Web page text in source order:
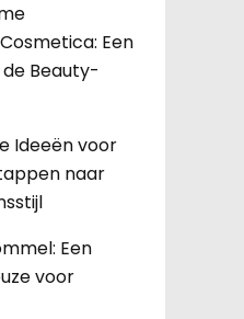
Een
Beauty-
Ideeën voor
naar
Een
voor